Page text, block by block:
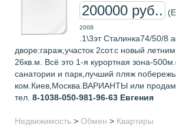
200000 руб..
2008
.1\3эт Сталинка74/50/8
дворе:гараж,участок 2сот.с новый
26кв.м. Всё это 1-я курортная зона-
санатории и парк,лучший пляж
ком.Киев,Москва.ВАРИАНТЫ или продам.
тел. 8-1038-050-981-96-63 Евгения
Недвижимость > Обмен > Квартиры